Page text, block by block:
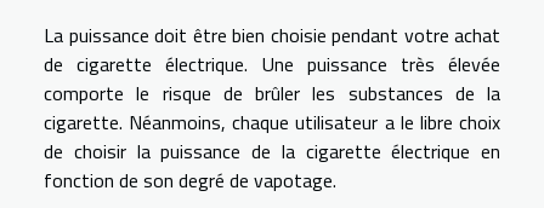
La puissance doit être bien choisie pendant votre achat
de cigarette électrique. Une puissance très élevée
comporte le risque de brûler les substances de la
cigarette. Néanmoins, chaque utilisateur a le libre choix
de choisir la puissance de la cigarette électrique en
fonction de son degré de vapotage.